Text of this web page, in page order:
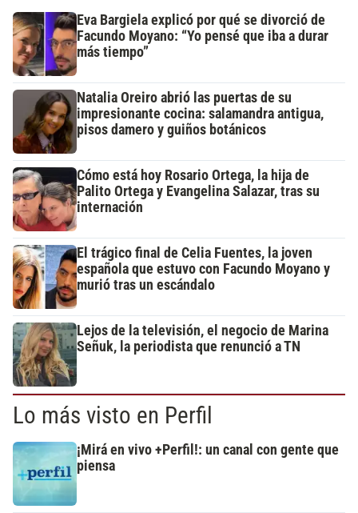
Eva Bargiela explicó por qué se divorció de
Facundo Moyano: “Yo pensé que iba a durar
más tiempo”
Natalia Oreiro abrió las puertas de su
impresionante cocina: salamandra antigua,
pisos damero y guiños botánicos
Cómo está hoy Rosario Ortega, la hija de
Palito Ortega y Evangelina Salazar, tras su
internación
El trágico final de Celia Fuentes, la joven
española que estuvo con Facundo Moyano y
murió tras un escándalo
Lejos de la televisión, el negocio de Marina
Señuk, la periodista que renunció a TN
Lo más visto en Perfil
¡Mirá en vivo +Perfil!: un canal con gente que
piensa